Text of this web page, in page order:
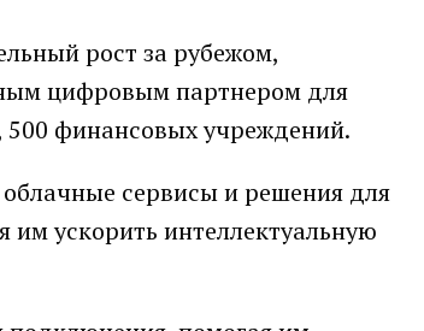
рост за рубежом,
цифровым партнером для
500 финансовых учреждений.
сервисы и решения для
им ускорить интеллектуальную